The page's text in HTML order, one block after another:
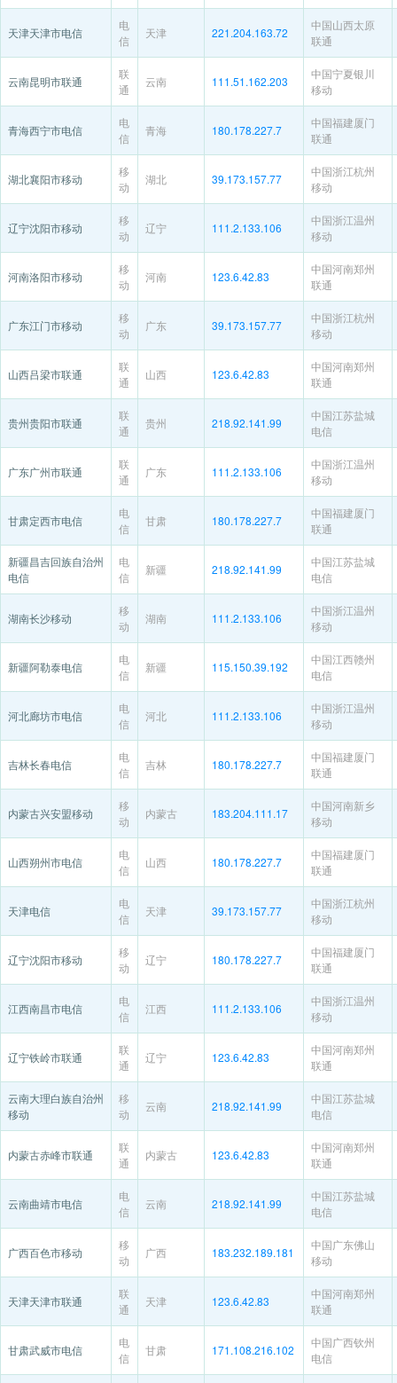
天津天津市电信
电
信
天津 221.204.163.72
中国山西太原
联通
云南昆明市联通
联
通
云南 111.51.162.203
中国宁夏银川
移动
青海西宁市电信
电
信
青海 180.178.227.7
中国福建厦门
联通
湖北襄阳市移动
移
动
湖北 39.173.157.77
中国浙江杭州
移动
辽宁沈阳市移动
移
动
辽宁 111.2.133.106
中国浙江温州
移动
河南洛阳市移动
移
动
河南 123.6.42.83
中国河南郑州
联通
广东江门市移动
移
动
广东 39.173.157.77
中国浙江杭州
移动
山西吕梁市联通
联
通
山西 123.6.42.83
中国河南郑州
联通
贵州贵阳市联通
联
通
贵州 218.92.141.99
中国江苏盐城
电信
广东广州市联通
联
通
广东 111.2.133.106
中国浙江温州
移动
甘肃定西市电信
电
信
甘肃 180.178.227.7
中国福建厦门
联通
新疆昌吉回族自治州
电信
电
信
新疆 218.92.141.99
中国江苏盐城
电信
湖南长沙移动
移
动
湖南 111.2.133.106
中国浙江温州
移动
新疆阿勒泰电信
电
信
新疆 115.150.39.192
中国江西赣州
电信
河北廊坊市电信
电
信
河北 111.2.133.106
中国浙江温州
移动
吉林长春电信
电
信
吉林 180.178.227.7
中国福建厦门
联通
内蒙古兴安盟移动
移
动
内蒙古 183.204.111.17
中国河南新乡
移动
山西朔州市电信
电
信
山西 180.178.227.7
中国福建厦门
联通
天津电信
电
信
天津 39.173.157.77
中国浙江杭州
移动
辽宁沈阳市移动
移
动
辽宁 180.178.227.7
中国福建厦门
联通
江西南昌市电信
电
信
江西 111.2.133.106
中国浙江温州
移动
辽宁铁岭市联通
联
通
辽宁 123.6.42.83
中国河南郑州
联通
云南大理白族自治州
移动
移
动
云南 218.92.141.99
中国江苏盐城
电信
内蒙古赤峰市联通
联
通
内蒙古 123.6.42.83
中国河南郑州
联通
云南曲靖市电信
电
信
云南 218.92.141.99
中国江苏盐城
电信
广西百色市移动
移
动
广西 183.232.189.181
中国广东佛山
移动
天津天津市联通
联
通
天津 123.6.42.83
中国河南郑州
联通
甘肃武威市电信
电
信
甘肃 171.108.216.102
中国广西钦州
电信